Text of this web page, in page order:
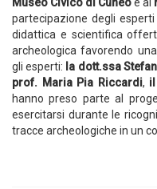
partecipazione degli
didattica e scientifica
archeologica favorendo
gli esperti: la dott.ssa
prof. Maria Pia Riccardi,
hanno preso parte al
esercitarsi durante le
tracce archeologiche in un